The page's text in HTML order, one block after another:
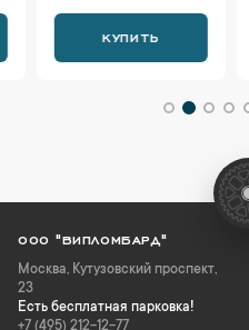
КУПИТЬ
ООО "ВИПЛОМБАРД"
Москва, Кутузовский проспект,
23
Есть бесплатная парковка!
+7 (495) 212-12-77